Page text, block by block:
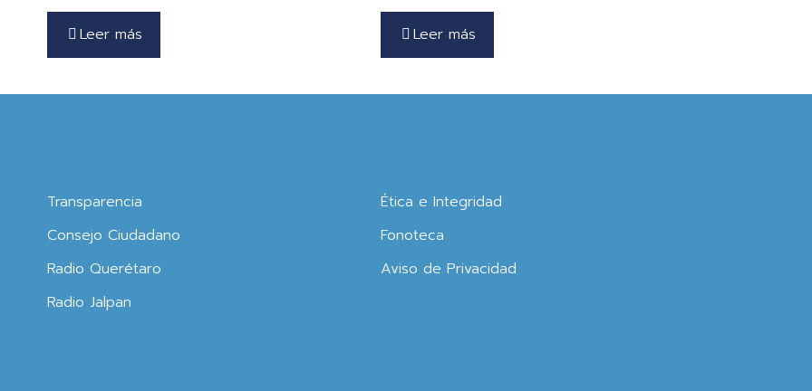
Leer más Leer más
Transparencia
Consejo Ciudadano
Radio Querétaro
Radio Jalpan
Ética e Integridad
Fonoteca
Aviso de Privacidad